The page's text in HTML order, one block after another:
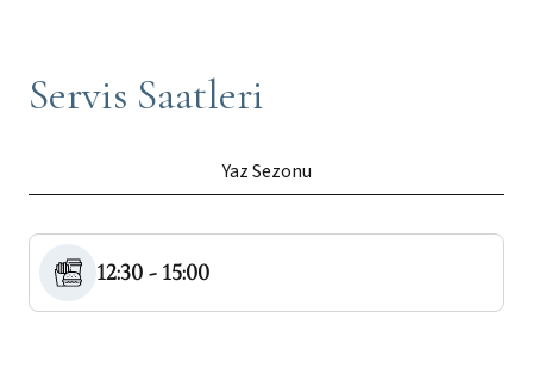
Servis Saatleri
Yaz Sezonu
12:30 - 15:00